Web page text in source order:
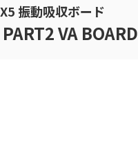
振動吸収ボード
VA BOARD